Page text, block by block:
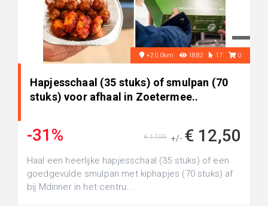
+20.0km 1882 17 0
Hapjesschaal (35 stuks) of smulpan (70
stuks) voor afhaal in Zoetermee..
-31% +/- € 12,50
€ 17,95
Haal een heerlijke hapjesschaal (35 stuks) of een
goedgevulde smulpan met kiphapjes (70 stuks) af
bij Mdinner in het centru...